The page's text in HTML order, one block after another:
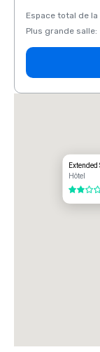
Espace total de la
Plus grande salle:
Hôtel
2 sur 5